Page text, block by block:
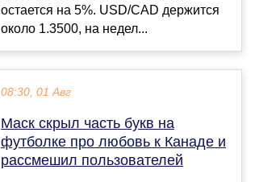
остается на 5%. USD/CAD держится
около 1.3500, на недел...
08:30, 01 Авг
Маск скрыл часть букв на
футболке про любовь к Канаде и
рассмешил пользователей